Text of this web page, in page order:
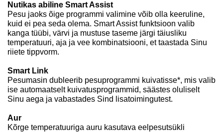
Nutikas abiline Smart Assist
Pesu jaoks õige programmi valimine võib olla keeruline,
kuid ei pea seda olema. Smart Assist funktsioon valib
kanga tüübi, värvi ja mustuse taseme järgi täiusliku
temperatuuri, aja ja vee kombinatsiooni, et taastada Sinu
riiete tippvorm.
Smart Link
Pesumasin dubleerib pesuprogrammi kuivatisse*, mis valib
ise automaatselt kuivatusprogrammid, säästes oluliselt
Sinu aega ja vabastades Sind lisatoimingutest.
Aur
Kõrge temperatuuriga auru kasutava eelpesutsükli